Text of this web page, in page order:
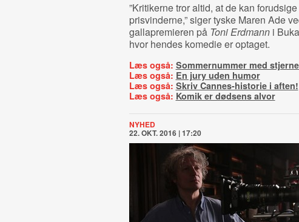
”Kritikerne tror altid, at de kan forudsige
prisvinderne,” siger tyske Maren Ade
gallapremieren på Toni Erdmanni
hvor hendes komedie er optaget.
Læs også: Sommernummer med
Læs også: En jury uden humor
Læs også: Skriv Cannes-historie i aften!
Læs også: Komik er dødsens alvor
NYHED
22. OKT. 2016 | 17:20